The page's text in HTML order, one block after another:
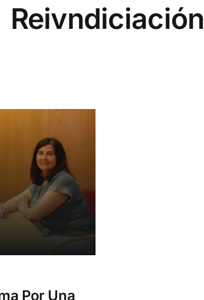
Reivndiciación
Por Una